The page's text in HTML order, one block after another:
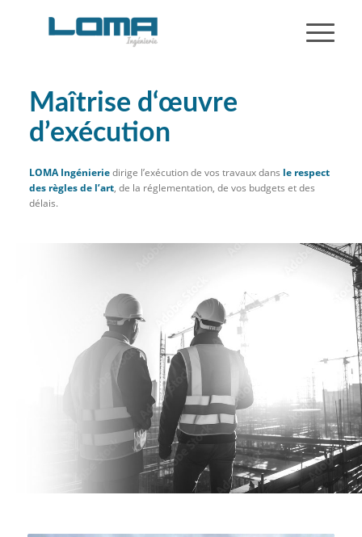
Maîtrise d‘œuvre
d’exécution
LOMA Ingénieriedirige l’exécution de vos travaux dans le respect
des règles de l’art, de la réglementation, de vos budgets et des
délais.